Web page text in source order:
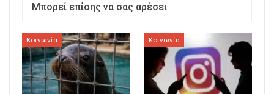
Μπορεί επίσης να σας αρέσει
Κοινωνία Κοινωνία